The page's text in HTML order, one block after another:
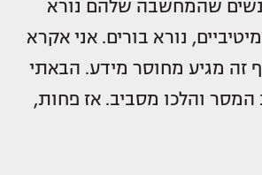
שהמחשבה שלהם נורא
נורא בורים. אני אקרא
זה מגיע מחוסר מידע. הבאתי
המסר והלכו מסביב. אז פחות,